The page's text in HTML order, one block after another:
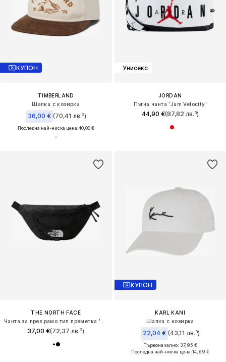
КУПОН
TIMBERLAND
Шапка с козирка
36,00 € (70,41 лв.³)
Последна най-ниска цена:40,00 €
Унисекс
JORDAN
Пътна чанта 'Jam Velocity'
44,90 €(87,82 лв.³)
THE NORTH FACE
37,00 €(72,37 лв.³)
КУПОН
KARL KANI
Шапка с козирка
22,04 € (43,11 лв.³)
Първоначално: 37,95 €
Последна най-ниска цена:14,69 €